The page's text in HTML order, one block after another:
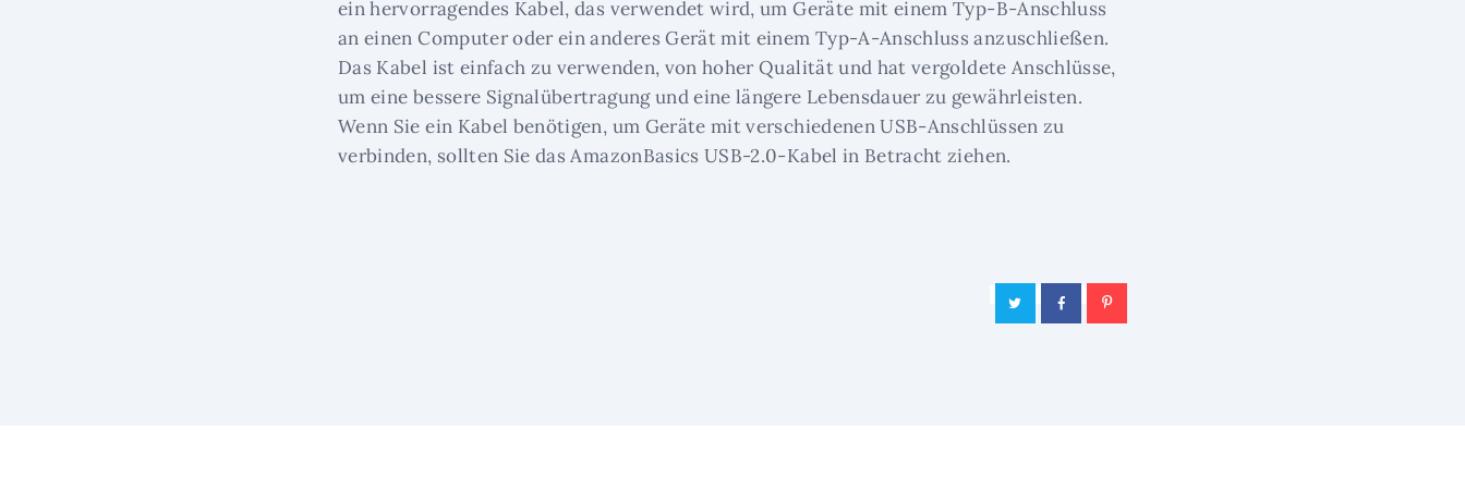
ein hervorragendes Kabel, das verwendet wird, um Geräte mit einem Typ-B-Anschluss
an einen Computer oder ein anderes Gerät mit einem Typ-A-Anschluss anzuschließen.
Das Kabel ist einfach zu verwenden, von hoher Qualität und hat vergoldete Anschlüsse,
um eine bessere Signalübertragung und eine längere Lebensdauer zu gewährleisten.
Wenn Sie ein Kabel benötigen, um Geräte mit verschiedenen USB-Anschlüssen zu
verbinden, sollten Sie das AmazonBasics USB-2.0-Kabel in Betracht ziehen.